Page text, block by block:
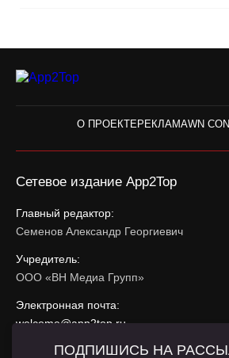
О ПРОЕКТЕРЕКЛАМАWN
Сетевое издание App2Top
Главный редактор:
Семенов Александр Георгиевич
Учредитель:
ООО «ВН Медиа Групп»
Электронная почта:
welcome@app2top.ru
ПОДПИШИСЬ НА